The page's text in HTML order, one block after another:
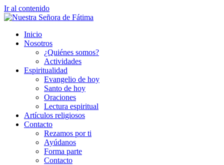
Ir al contenido
Inicio
Nosotros
¿Quiénes somos?
Actividades
Espiritualidad
Evangelio de hoy
Santo de hoy
Oraciones
Lectura espiritual
Artículos religiosos
Contacto
Rezamos por ti
Ayúdanos
Forma parte
Contacto